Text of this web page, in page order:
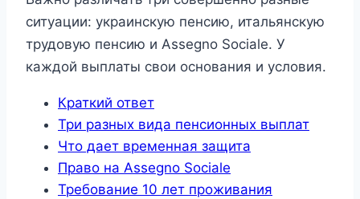
ситуации: украинскую пенсию, итальянскую
трудовую пенсию и Assegno Sociale. У
каждой выплаты свои основания и условия.
Краткий ответ
Три разных вида пенсионных выплат
Что дает временная защита
Право на Assegno Sociale
Требование 10 лет проживания